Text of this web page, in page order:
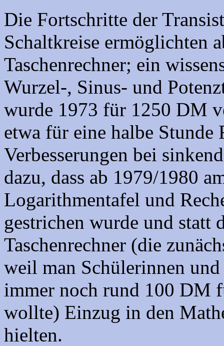
Die Fortschritte der
Schaltkreise ermöglichten
Taschenrechner; ein
Wurzel-, Sinus- und
wurde 1973 für 1250 DM
etwa für eine halbe Stunde
Verbesserungen bei
dazu, dass ab 1979/1980
Logarithmentafel und
gestrichen wurde und statt
Taschenrechner (die
weil man Schülerinnen
immer noch rund 100 DM
wollte) Einzug in den
hielten.